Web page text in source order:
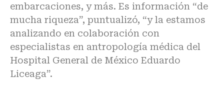
embarcaciones, y más. Es información “de
mucha riqueza”, puntualizó, “y la estamos
analizando en colaboración con
especialistas en antropología médica del
Hospital General de México Eduardo
Liceaga”.